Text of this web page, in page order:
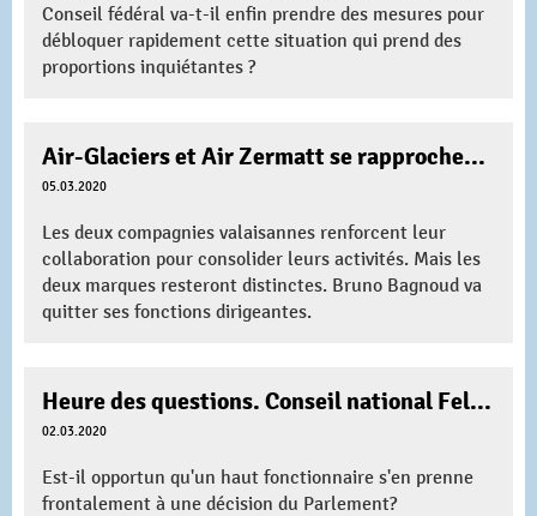
Conseil fédéral va-t-il enfin prendre des mesures pour
débloquer rapidement cette situation qui prend des
proportions inquiétantes ?
Air-Glaciers et Air Zermatt se rapprochent avant la fusion
05.03.2020
Les deux compagnies valaisannes renforcent leur
collaboration pour consolider leurs activités. Mais les
deux marques resteront distinctes. Bruno Bagnoud va
quitter ses fonctions dirigeantes.
Heure des questions. Conseil national Feller Olivier
02.03.2020
Est-il opportun qu'un haut fonctionnaire s'en prenne
frontalement à une décision du Parlement?